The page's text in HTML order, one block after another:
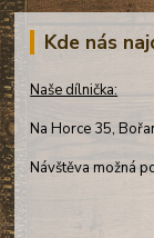
Kde nás
Naše dílnička:
Na Horce 35,
Návštěva možná